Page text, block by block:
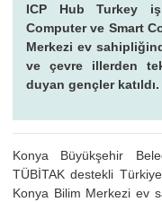
ICP Hub Turkey
Computer ve Smart
Merkezi ev
ve çevre illerden
duyan gençler katıldı.
Konya Büyükşehir
TÜBİTAK destekli
Konya Bilim Merkezi ev